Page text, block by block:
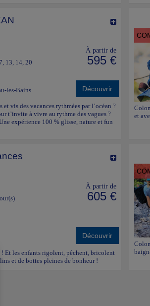
13, 14, 20
les-Bains
À partir de
595 €
Découvrir
vis des vacances rythmées par l’océan ?
t’invite à vivre au rythme des vagues ?
expérience 100 % glisse, nature et fun
et
À partir de
605 €
Découvrir
! Et les enfants rigolent, pêchent, bricolent
et de bottes pleines de bonheur !